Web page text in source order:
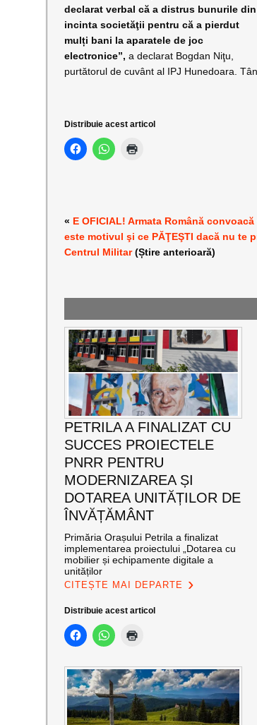
declarat verbal că a distrus bunurile din
incinta societăţii pentru că a pierdut
mulți bani la aparatele de joc
electronice”, a declarat Bogdan Niţu,
purtătorul de cuvânt al IPJ Hunedoara.
Distribuie acest articol
« E OFICIAL! Armata Română
este motivul şi ce PĂŢEŞTI dacă nu te
Centrul Militar(Știre anterioară)
PETRILA A FINALIZAT CU
SUCCES PROIECTELE
PNRR PENTRU
MODERNIZAREA ȘI
DOTAREA UNITĂȚILOR DE
ÎNVĂȚĂMÂNT
Primăria Orașului Petrila a finalizat
implementarea proiectului „Dotarea cu
mobilier și echipamente digitale a
unităților
CITEȘTE MAI DEPARTE
Distribuie acest articol